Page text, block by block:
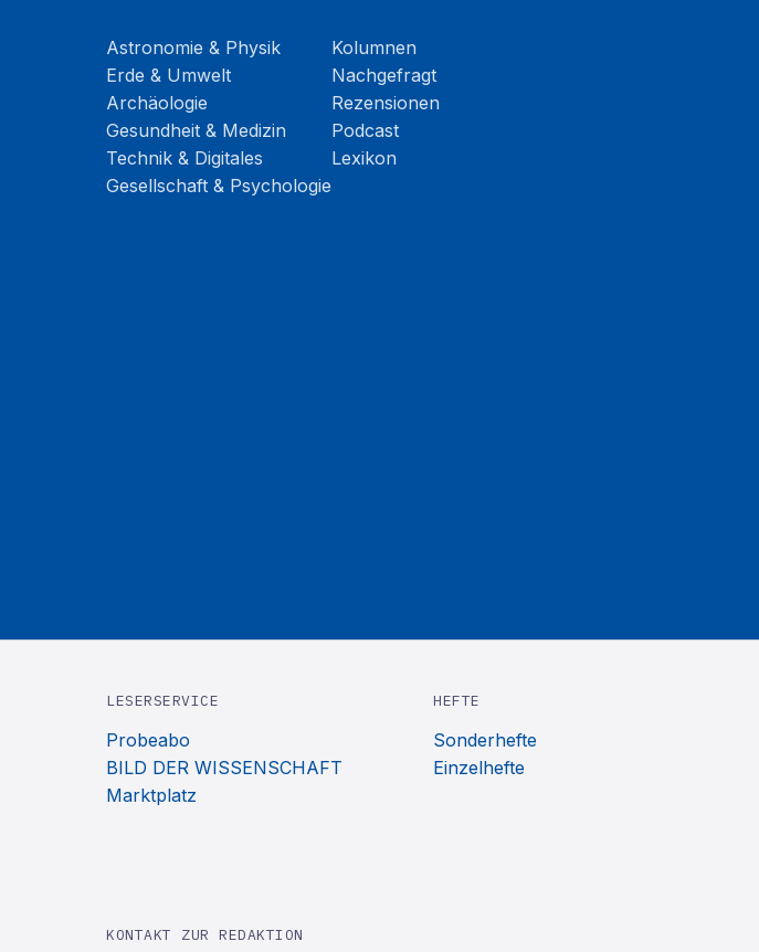
Astronomie & Physik
Erde & Umwelt
Archäologie
Gesundheit & Medizin
Technik & Digitales
Gesellschaft & Psychologie
Kolumnen
Nachgefragt
Rezensionen
Podcast
Lexikon
LESERSERVICE
Probeabo
BILD DER WISSENSCHAFT
Marktplatz
HEFTE
Sonderhefte
Einzelhefte
KONTAKT ZUR REDAKTION